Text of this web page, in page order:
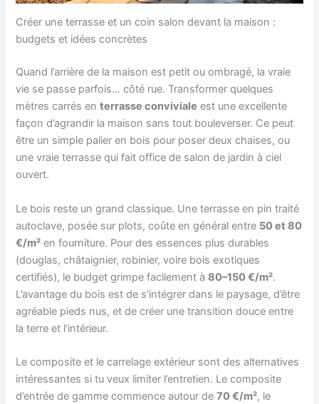
Créer une terrasse et un coin salon devant la maison :
budgets et idées concrètes
Quand l’arrière de la maison est petit ou ombragé, la vraie
vie se passe parfois… côté rue. Transformer quelques
mètres carrés enterrasse conviviale est une excellente
façon d’agrandir la maison sans tout bouleverser. Ce peut
être un simple palier en bois pour poser deux chaises, ou
une vraie terrasse qui fait office de salon de jardin à ciel
ouvert.
Le bois reste un grand classique. Une terrasse en pin traité
autoclave, posée sur plots, coûte en général entre 50 et 80
€/m² en fourniture. Pour des essences plus durables
(douglas, châtaignier, robinier, voire bois exotiques
certifiés), le budget grimpe facilement à80–150 €/m².
L’avantage du bois est de s’intégrer dans le paysage, d’être
agréable pieds nus, et de créer une transition douce entre
la terre et l’intérieur.
Le composite et le carrelage extérieur sont des alternatives
intéressantes si tu veux limiter l’entretien. Le composite
d’entrée de gamme commence autour de70 €/m², le